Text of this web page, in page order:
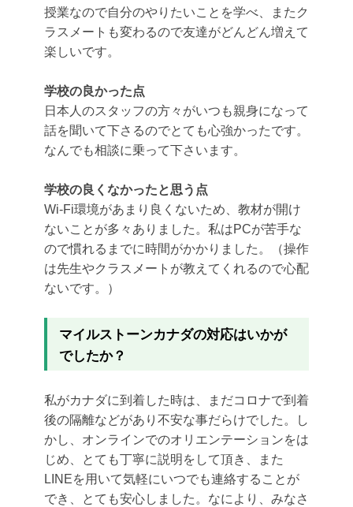
授業なので自分のやりたいことを学べ、
またク
ラスメートも変わるので友達がどんどん増えて
楽しいです。
学校の良かった点
日本人のスタッフの方々がいつも親身になって
話を聞いて下さるのでとても心強かったです。
なんでも相談に乗って下さいます。
学校の良くなかったと思う点
Wi-Fi環境があまり良くないため、 教材が開け
ないことが多々ありました。私はPCが苦手な
ので慣れるまでに時間がかかりました。（操作
は先生やクラスメートが教えてくれるので心配
ないです。）
マイルストーンカナダの対応はいかが
でしたか？
私がカナダに到着した時は、
まだコロナで到着
後の隔離などがあり不安な事だらけでした。し
かし、オンラインでのオリエンテーションをは
じめ、
とても丁寧に説明をして頂き、
また
LINEを用いて気軽にいつでも連絡することが
でき、
とても安心しました。なにより、みなさ